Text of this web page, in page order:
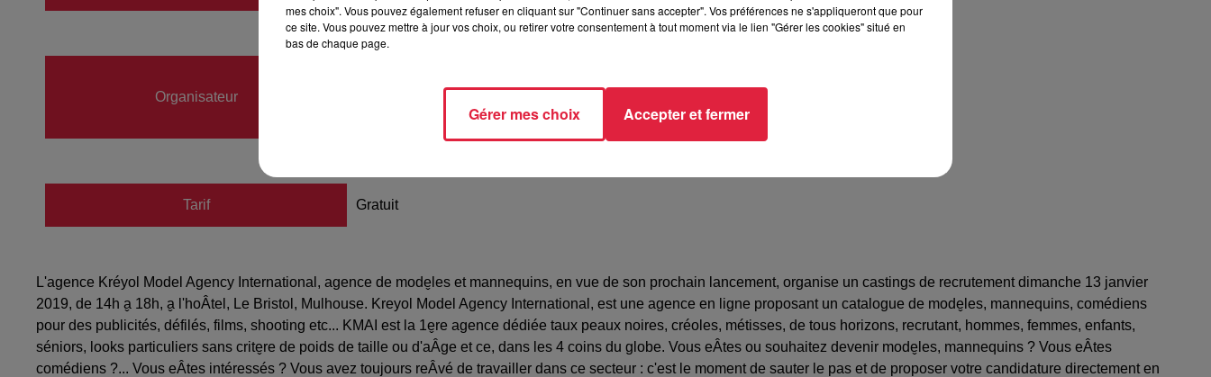
Organisateur
Tarif Gratuit
L'agence Kréyol Model Agency International, agence de mode̬les et mannequins, en vue de son prochain lancement, organise un castings de recrutement dimanche 13 janvier
2019, de 14h a̬ 18h, a̬ l'hoÂtel, Le Bristol, Mulhouse. Kreyol Model Agency International, est une agence en ligne proposant un catalogue de mode̬les, mannequins, comédiens
pour des publicités, défilés, films, shooting etc... KMAI est la 1e̬re agence dédiée taux peaux noires, créoles, métisses, de tous horizons, recrutant, hommes, femmes, enfants,
séniors, looks particuliers sans crite̬re de poids de taille ou d'aÂge et ce, dans les 4 coins du globe. Vous eÂtes ou souhaitez devenir mode̬les, mannequins ? Vous eÂtes
comédiens ?... Vous eÂtes intéressés ? Vous avez toujours reÂvé de travailler dans ce secteur : c'est le moment de sauter le pas et de proposer votre candidature directement en
mes choix". Vous pouvez également refuser en cliquant sur "Continuer sans accepter". Vos préférences ne s'appliqueront que pour
ce site. Vous pouvez mettre à jour vos choix, ou retirer votre consentement à tout moment via le lien "Gérer les cookies" situé en
bas de chaque page.
Gérer mes choix Accepter et fermer